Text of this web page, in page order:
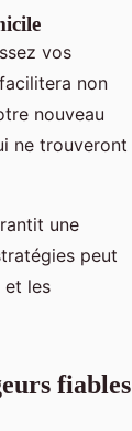
vos
non
nouveau
ne trouveront
une
peut
et les
fiables